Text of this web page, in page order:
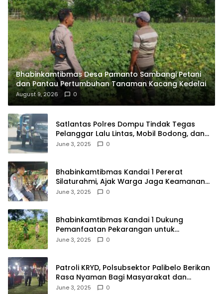
Bhabinkamtibmas Desa Pamanto Sambangi Petani
dan Pantau Pertumbuhan Tanaman Kacang Kedelai
August 9, 2026 0
Satlantas Polres Dompu Tindak Tegas
Pelanggar Lalu Lintas, Mobil Bodong, dan
Kendaraan Tak Bayar Pajak
June 3, 2025 0
Bhabinkamtibmas Kandai 1 Pererat
Silaturahmi, Ajak Warga Jaga Keamanan
Lingkungan
June 3, 2025 0
Bhabinkamtibmas Kandai 1 Dukung
Pemanfaatan Pekarangan untuk
Ketahanan Pangan Menuju Indonesia Emas
June 3, 2025 0
Patroli KRYD, Polsubsektor Palibelo Berikan
Rasa Nyaman Bagi Masyarakat dan
Antisipasi Aksi Menjurus Premanisme
June 3, 2025 0